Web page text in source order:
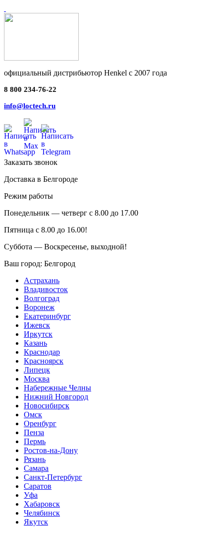
официальный дистрибьютор Henkel с 2007 года
8 800 234-76-22
info@loctech.ru
Заказать звонок
Доставка в Белгороде
Режим работы
Понедельник — четверг с 8.00 до 17.00
Пятница с 8.00 до 16.00!
Суббота — Воскресенье, выходной!
Ваш город: Белгород
Астрахань
Владивосток
Волгоград
Воронеж
Екатеринбург
Ижевск
Иркутск
Казань
Краснодар
Красноярск
Липецк
Москва
Набережные Челны
Нижний Новгород
Новосибирск
Омск
Оренбург
Пенза
Пермь
Ростов-на-Дону
Рязань
Самара
Санкт-Петербург
Саратов
Уфа
Хабаровск
Челябинск
Якутск